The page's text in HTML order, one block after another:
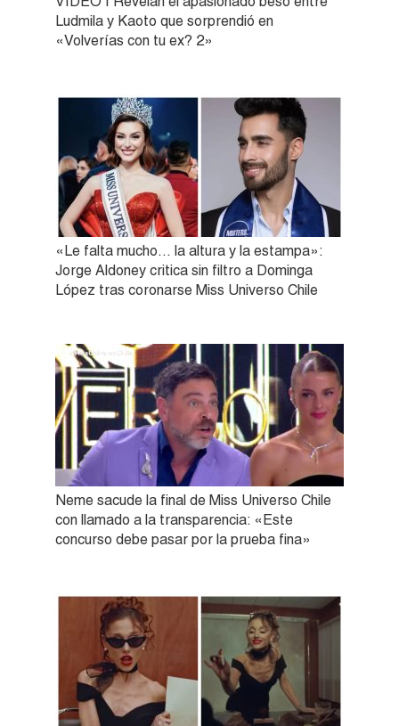
Ludmila y Kaoto que sorprendió en
«Volverías con tu ex? 2»
«Le falta mucho… la altura y la estampa»:
Jorge Aldoney critica sin filtro a Dominga
López tras coronarse Miss Universo Chile
Neme sacude la final de Miss Universo Chile
con llamado a la transparencia: «Este
concurso debe pasar por la prueba fina»